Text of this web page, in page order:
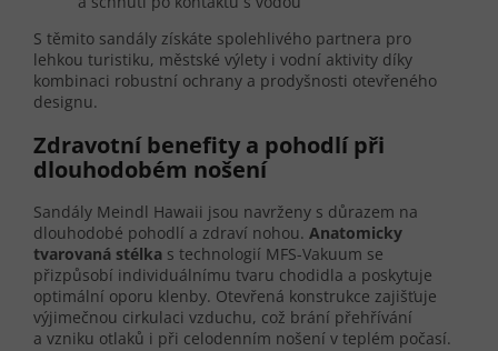
S těmito sandály získáte spolehlivého partnera pro
lehkou turistiku, městské výlety i vodní aktivity díky
kombinaci robustní ochrany a prodyšnosti otevřeného
designu.
Zdravotní benefity a pohodlí při
dlouhodobém nošení
Sandály Meindl Hawaii jsou navrženy s důrazem na
dlouhodobé pohodlí a zdraví nohou. Anatomicky
tvarovaná stélka s technologií MFS-Vakuum se
přizpůsobí individuálnímu tvaru chodidla a poskytuje
optimální oporu klenby. Otevřená konstrukce zajišťuje
výjimečnou cirkulaci vzduchu, což brání přehřívání
a vzniku otlaků i při celodenním nošení v teplém počasí.